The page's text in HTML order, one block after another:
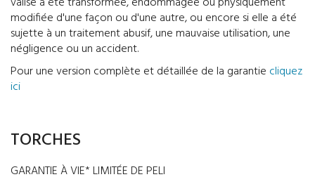
modifiée d'une façon ou d'une autre, ou encore si elle a été
sujette à un traitement abusif, une mauvaise utilisation, une
négligence ou un accident.
Pour une version complète et détaillée de la garantie cliquez
ici
TORCHES
GARANTIE À VIE* LIMITÉE DE PELI